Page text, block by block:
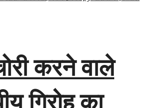
करने वाले
गिरोह का